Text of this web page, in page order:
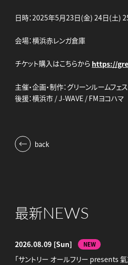
日時：2025年5月23日(金) 24日(土)
会場：横浜赤レンガ倉庫
チケット購入はこちらから https://
主催・企画・制作：グリーンルームフ
後援：横浜市 / J-WAVE / FMヨコハマ
back
最新NEWS
2026.08.09 [Sun] NEW
「サントリー オールフリー presents